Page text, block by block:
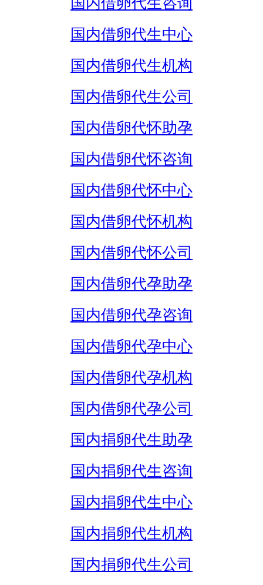
国内借卵代生中心
国内借卵代生机构
国内借卵代生公司
国内借卵代怀助孕
国内借卵代怀咨询
国内借卵代怀中心
国内借卵代怀机构
国内借卵代怀公司
国内借卵代孕助孕
国内借卵代孕咨询
国内借卵代孕中心
国内借卵代孕机构
国内借卵代孕公司
国内捐卵代生助孕
国内捐卵代生咨询
国内捐卵代生中心
国内捐卵代生机构
国内捐卵代生公司